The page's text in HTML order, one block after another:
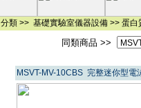
分類 >> 基礎實驗室儀器設備>> 蛋白
同類商品 >>
MSVT-MV-10CBS 完整迷你型電